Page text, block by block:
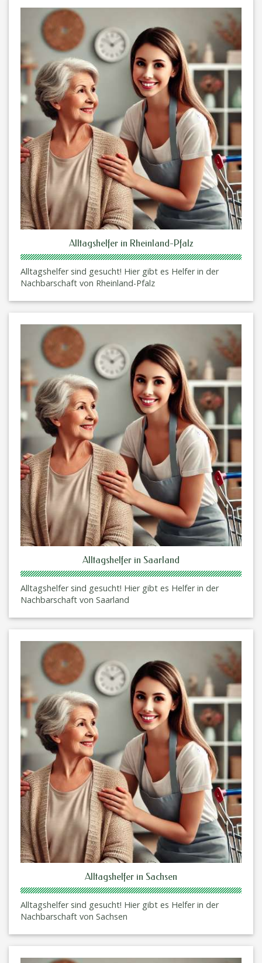
Alltagshelfer in Rheinland-Pfalz
Alltagshelfer sind gesucht! Hier gibt es Helfer in der
Nachbarschaft von Rheinland-Pfalz
Alltagshelfer in Saarland
Alltagshelfer sind gesucht! Hier gibt es Helfer in der
Nachbarschaft von Saarland
Alltagshelfer in Sachsen
Alltagshelfer sind gesucht! Hier gibt es Helfer in der
Nachbarschaft von Sachsen